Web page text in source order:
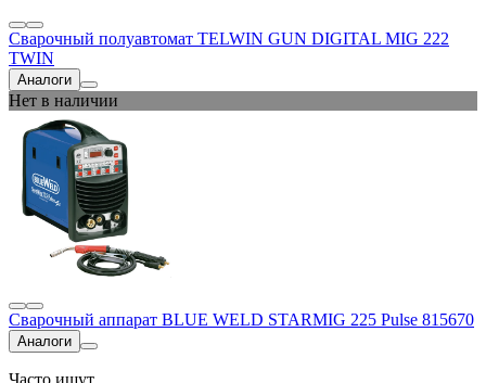
Сварочный полуавтомат TELWIN GUN DIGITAL MIG 222
TWIN
Аналоги
Нет в наличии
Сварочный аппарат BLUE WELD STARMIG 225 Pulse 815670
Аналоги